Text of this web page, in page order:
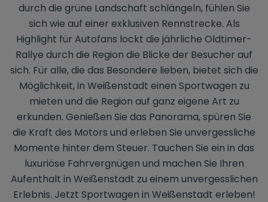
durch die grüne Landschaft schlängeln, fühlen Sie
sich wie auf einer exklusiven Rennstrecke. Als
Highlight für Autofans lockt die jährliche Oldtimer-
Rallye durch die Region die Blicke der Besucher auf
sich. Für alle, die das Besondere lieben, bietet sich die
Möglichkeit, in Weißenstadt einen Sportwagen zu
mieten und die Region auf ganz eigene Art zu
erkunden. Genießen Sie das Panorama, spüren Sie
die Kraft des Motors und erleben Sie unvergessliche
Momente hinter dem Steuer. Tauchen Sie ein in das
luxuriöse Fahrvergnügen und machen Sie Ihren
Aufenthalt in Weißenstadt zu einem unvergesslichen
Erlebnis. Jetzt Sportwagen in Weißenstadt erleben!